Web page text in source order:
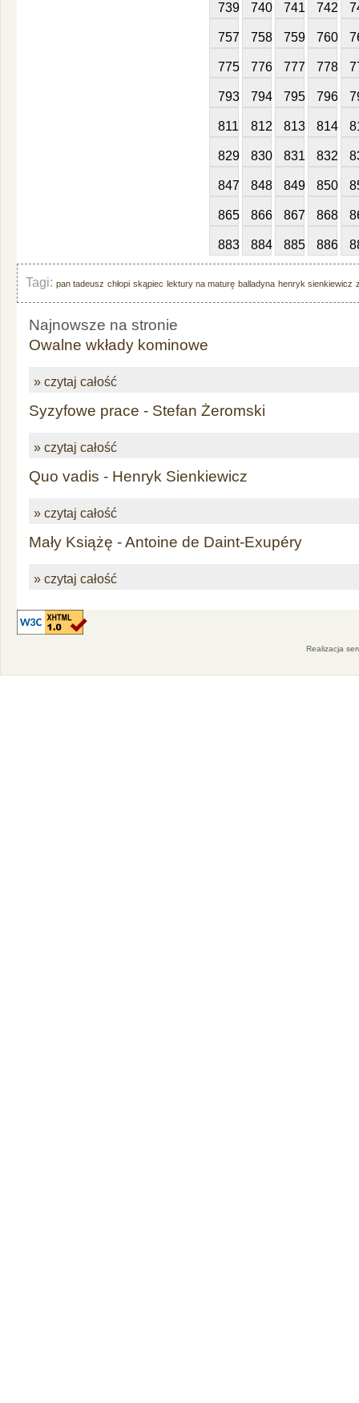
739 740 741 742
757 758 759 760
775 776 777 778
793 794 795 796
811 812 813 814
829 830 831 832
847 848 849 850
865 866 867 868
883 884 885 886
Tagi: pan tadeusz chłopi skąpiec lektury na maturę balladyna henryk sienkiewicz
Najnowsze na stronie
Owalne wkłady kominowe
» czytaj całość
Syzyfowe prace - Stefan Żeromski
» czytaj całość
Quo vadis - Henryk Sienkiewicz
» czytaj całość
Mały Książę - Antoine de Daint-Exupéry
» czytaj całość
Realizacja